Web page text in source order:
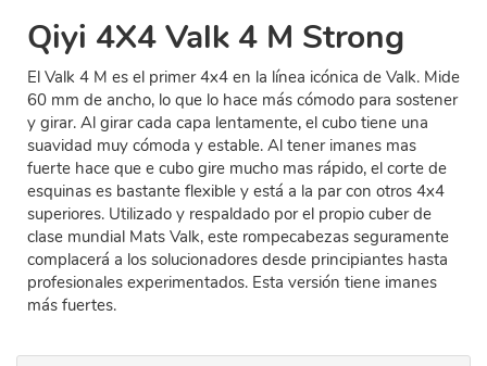
Qiyi 4X4 Valk 4 M Strong
El Valk 4 M es el primer 4x4 en la línea icónica de Valk. Mide
60 mm de ancho, lo que lo hace más cómodo para sostener
y girar. Al girar cada capa lentamente, el cubo tiene una
suavidad muy cómoda y estable. Al tener imanes mas
fuerte hace que e cubo gire mucho mas rápido, el corte de
esquinas es bastante flexible y está a la par con otros 4x4
superiores. Utilizado y respaldado por el propio cuber de
clase mundial Mats Valk, este rompecabezas seguramente
complacerá a los solucionadores desde principiantes hasta
profesionales experimentados. Esta versión tiene imanes
más fuertes.